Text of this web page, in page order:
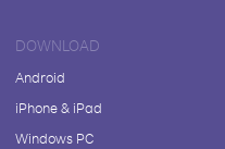
DOWNLOAD
Android
iPhone & iPad
Windows PC